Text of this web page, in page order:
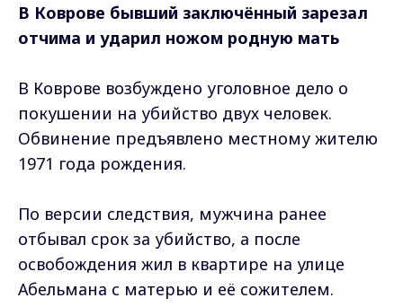
В Коврове бывший заключённый зарезал
отчима и ударил ножом родную мать
В Коврове возбуждено уголовное дело о
покушении на убийство двух человек.
Обвинение предъявлено местному жителю
1971 года рождения.
По версии следствия, мужчина ранее
отбывал срок за убийство, а после
освобождения жил в квартире на улице
Абельмана с матерью и её сожителем.